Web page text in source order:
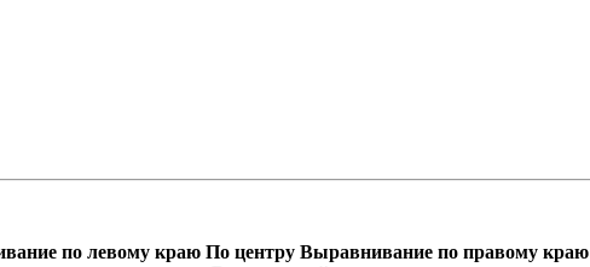
по левому краю По центру Выравнивание по правому краю